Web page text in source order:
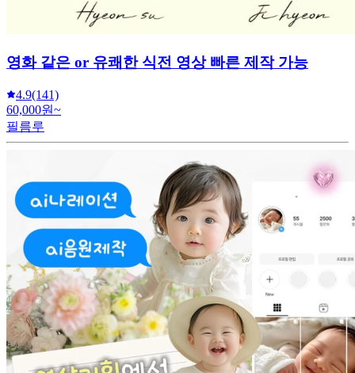
영화 같은 or 유쾌한 식전 영상 빠른 제작 가능
4.9(141)
60,000원~
필름루